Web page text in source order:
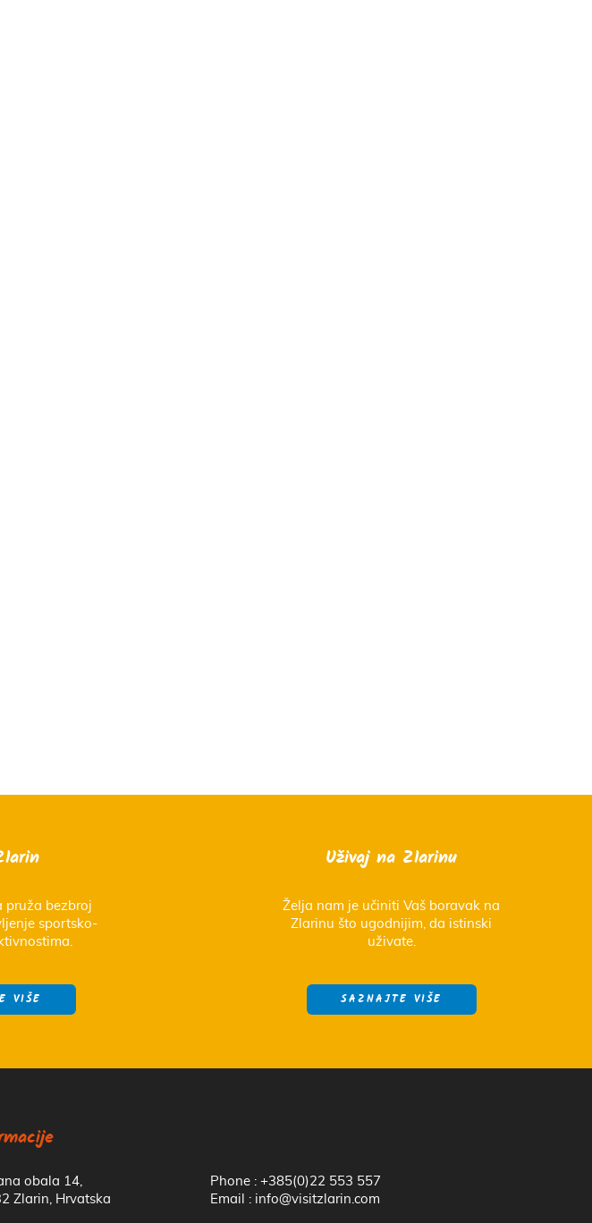
pruža bezbroj
sportsko-
VIŠE
Uživaj na Zlarinu
Želja nam je učiniti Vaš boravak na
Zlarinu što ugodnijim, da istinski
uživate.
SAZNAJTE VIŠE
obala 14,
Zlarin, Hrvatska
Phone : +385(0)22 553 557
Email : info@visitzlarin.com